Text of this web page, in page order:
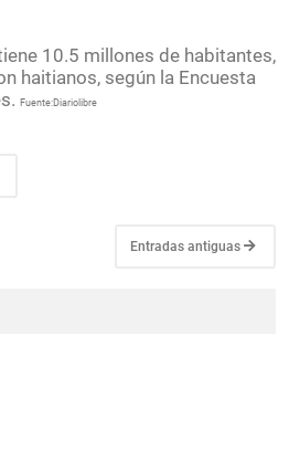
10.5 millones de habitantes,
haitianos, según la Encuesta
Fuente:Diariolibre
Entradas antiguas